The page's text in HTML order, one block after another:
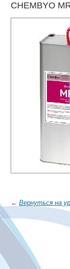
CHEMBYO
← Вернуться на